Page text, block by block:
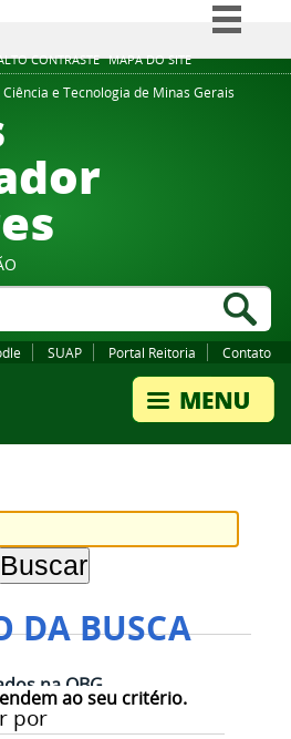
CONTRASTE MAPA DO SITE
Simplifique!
Comunica BR
e Tecnologia de Minas Gerais
SUAP Portal Reitoria Contato
DA BUSCA
ao seu critério.
por
na OBG